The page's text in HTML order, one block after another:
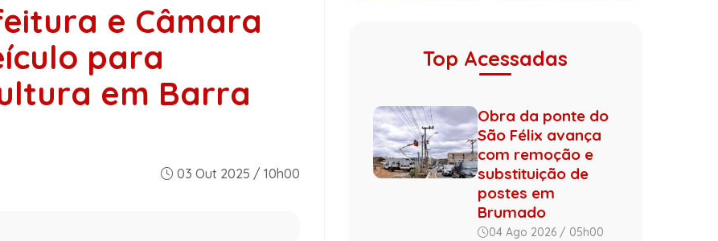
e Câmara
para
em Barra
03 Out 2025 / 10h00
Top Acessadas
Obra da ponte do
São Félix avança
com remoção e
substituição de
postes em
Brumado
04 Ago 2026 / 05h00